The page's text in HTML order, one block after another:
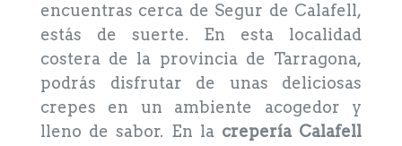
encuentras cerca de Segur de Calafell,
estás de suerte. En esta localidad
costera de la provincia de Tarragona,
podrás disfrutar de unas deliciosas
crepes en un ambiente acogedor y
lleno de sabor. En la crepería Calafell